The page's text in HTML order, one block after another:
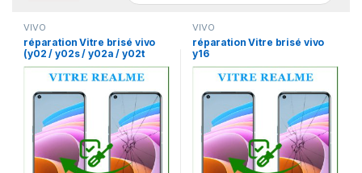
VIVO
réparation Vitre brisé vivo
(y02 / y02s / y02a / y02t
VIVO
réparation Vitre brisé vivo
y16